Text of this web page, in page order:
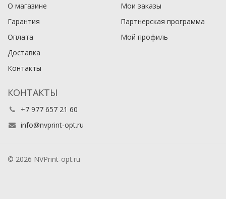
О магазине
Гарантия
Оплата
Доставка
Контакты
Мои заказы
Партнерская программа
Мой профиль
КОНТАКТЫ
+7 977 657 21 60
info@nvprint-opt.ru
© 2026 NVPrint-opt.ru